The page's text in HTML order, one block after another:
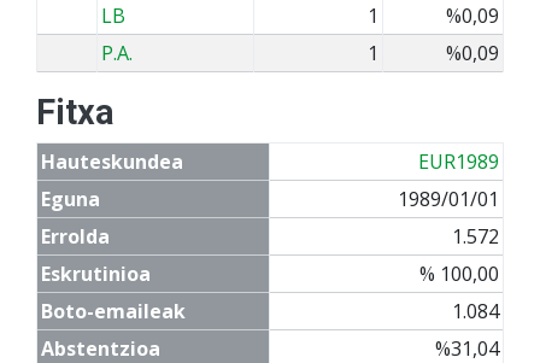
LB
1
%0,09
P.A.
1 %0,09
Fitxa
Hauteskundea
EUR1989
Eguna
1989/01/01
Errolda
1.572
Eskrutinioa
% 100,00
Boto-emaileak
1.084
Abstentzioa
%31,04